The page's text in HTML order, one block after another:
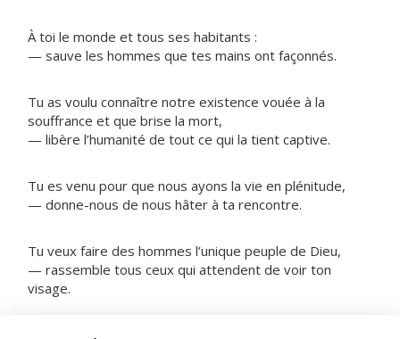
À toi le monde et tous ses habitants :
— sauve les hommes que tes mains ont façonnés.
Tu as voulu connaître notre existence vouée à la
souffrance et que brise la mort,
— libère l’humanité de tout ce qui la tient captive.
Tu es venu pour que nous ayons la vie en plénitude,
— donne-nous de nous hâter à ta rencontre.
Tu veux faire des hommes l’unique peuple de Dieu,
— rassemble tous ceux qui attendent de voir ton
visage.